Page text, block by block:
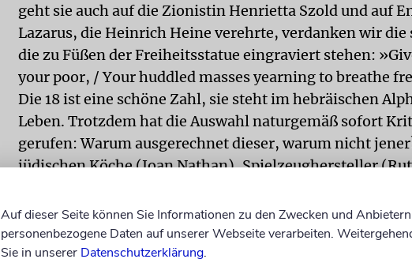
geht sie auch auf die Zionistin Henrietta Szold und auf
Lazarus, die Heinrich Heine verehrte, verdanken wir die
die zu Füßen der Freiheitsstatue eingraviert stehen:
your poor, / Your huddled masses yearning to breathe
Die 18 ist eine schöne Zahl, sie steht im hebräischen
Leben. Trotzdem hat die Auswahl naturgemäß sofort
gerufen: Warum ausgerechnet dieser, warum nicht
jüdischen Köche (Joan Nathan), Spielzeughersteller
ein bekannter Kolumnist. Mit demselben Recht könnte
auch fragen: Wo, bitte schön, sind die jüdischen
abgeblieben? Eine Wachsfigur des jüdischen Mafioso
Auf dieser Seite können Sie Informationen zu den Zwecken und
personenbezogene Daten auf unserer Webseite verarbeiten.
Sie in unserer Datenschutzerklärung.